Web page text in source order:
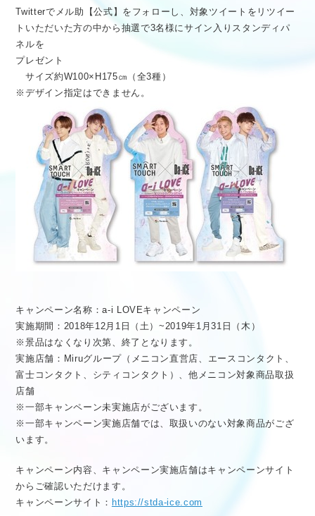
Twitterでメル助【公式】をフォローし、対象ツイートをリツイー
トいただいた方の中から抽選で3名様にサイン入りスタンディパ
ネルを
プレゼント
サイズ約W100×H175㎝（全3種）
※デザイン指定はできません。
キャンペーン名称：a-i LOVEキャンペーン
実施期間：2018年12月1日（土）~2019年1月31日（木）
※景品はなくなり次第、終了となります。
実施店舗：Miruグループ（メニコン直営店、エースコンタクト、
富士コンタクト、シティコンタクト）、他メニコン対象商品取扱
店舗
※一部キャンペーン未実施店がございます。
※一部キャンペーン実施店舗では、取扱いのない対象商品がござ
います。
キャンペーン内容、キャンペーン実施店舗はキャンペーンサイト
からご確認いただけます。
キャンペーンサイト： https://stda-ice.com